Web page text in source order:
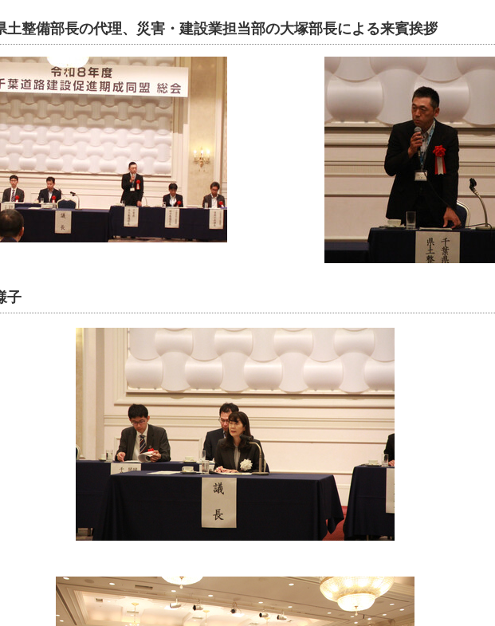
土整備部長の代理、災害・建設業担当部の大塚部長による来賓挨拶
子